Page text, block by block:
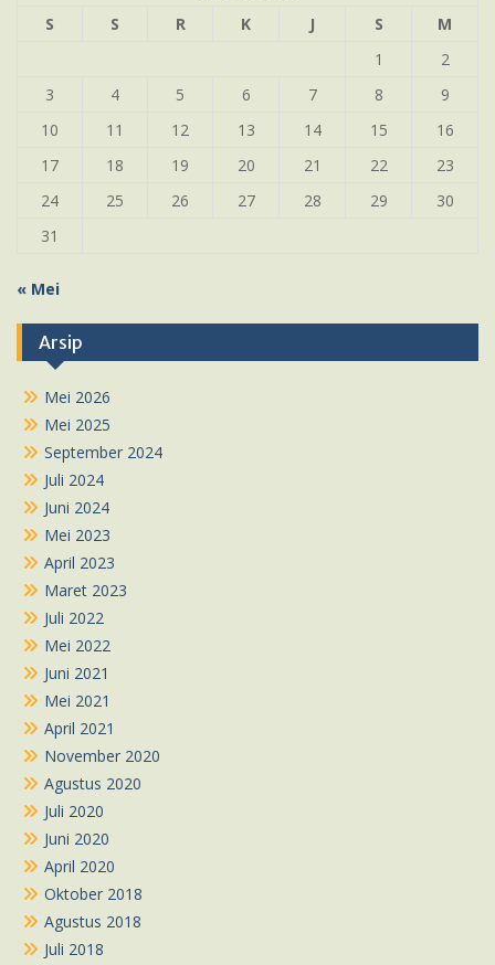
S
S R K J S
M
1
2
3
4 5 6 7 8
9
10
11 12 13 14 15
16
17
18 19 20 21 22
23
24
25 26 27 28 29
30
31
« Mei
Arsip
Mei 2026
Mei 2025
September 2024
Juli 2024
Juni 2024
Mei 2023
April 2023
Maret 2023
Juli 2022
Mei 2022
Juni 2021
Mei 2021
April 2021
November 2020
Agustus 2020
Juli 2020
Juni 2020
April 2020
Oktober 2018
Agustus 2018
Juli 2018